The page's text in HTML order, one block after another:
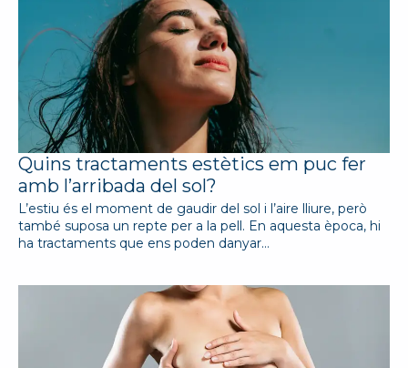
Quins tractaments estètics em puc fer
amb l’arribada del sol?
L’estiu és el moment de gaudir del sol i l’aire lliure, però
també suposa un repte per a la pell. En aquesta època, hi
ha tractaments que ens poden danyar…